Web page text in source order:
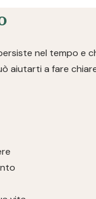
nel tempo e
aiutarti a fare